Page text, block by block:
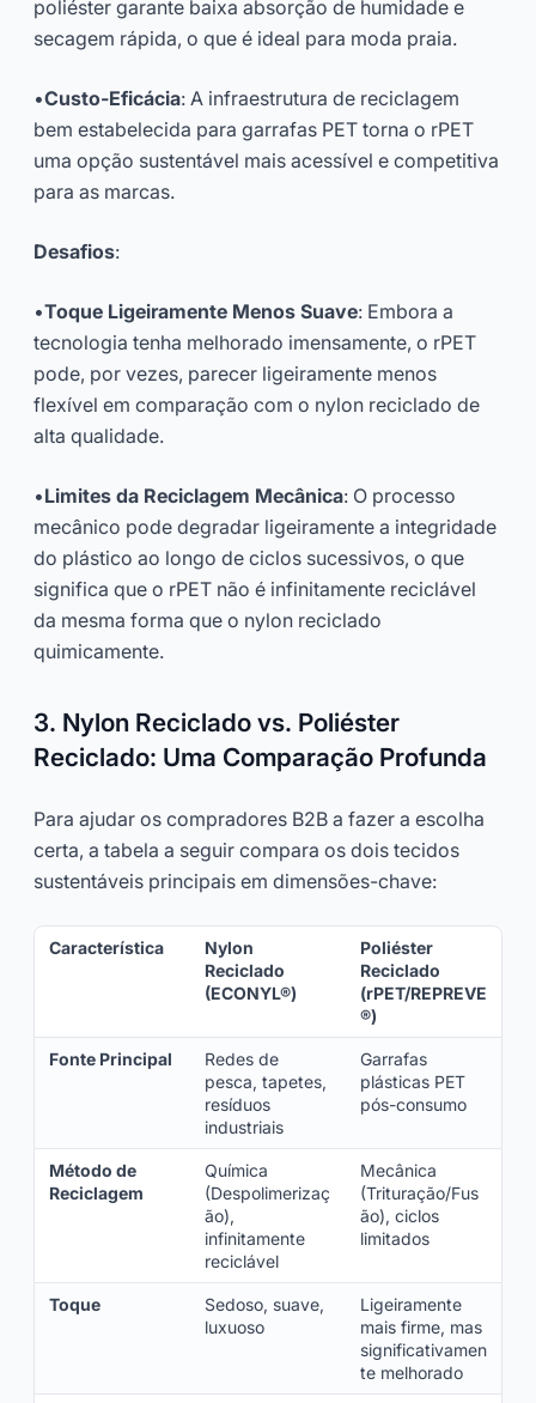
poliéster garante baixa absorção de humidade e
secagem rápida, o que é ideal para moda praia.
•Custo-Eficácia: A infraestrutura de reciclagem
bem estabelecida para garrafas PET torna o rPET
uma opção sustentável mais acessível e competitiva
para as marcas.
Desafios:
•Toque Ligeiramente Menos Suave: Embora a
tecnologia tenha melhorado imensamente, o rPET
pode, por vezes, parecer ligeiramente menos
flexível em comparação com o nylon reciclado de
alta qualidade.
•Limites da Reciclagem Mecânica: O processo
mecânico pode degradar ligeiramente a integridade
do plástico ao longo de ciclos sucessivos, o que
significa que o rPET não é infinitamente reciclável
da mesma forma que o nylon reciclado
quimicamente.
3. Nylon Reciclado vs. Poliéster
Reciclado: Uma Comparação Profunda
Para ajudar os compradores B2B a fazer a escolha
certa, a tabela a seguir compara os dois tecidos
sustentáveis principais em dimensões-chave:
Característica
Nylon
Reciclado
(ECONYL®)
Poliéster
Reciclado
(rPET/REPREVE
®)
Fonte Principal
Redes de
pesca, tapetes,
resíduos
industriais
Garrafas
plásticas PET
pós-consumo
Método de
Reciclagem
Química
(Despolimerizaç
ão),
infinitamente
reciclável
Mecânica
(Trituração/Fus
ão), ciclos
limitados
Toque
Sedoso, suave,
luxuoso
Ligeiramente
mais firme, mas
significativamen
te melhorado